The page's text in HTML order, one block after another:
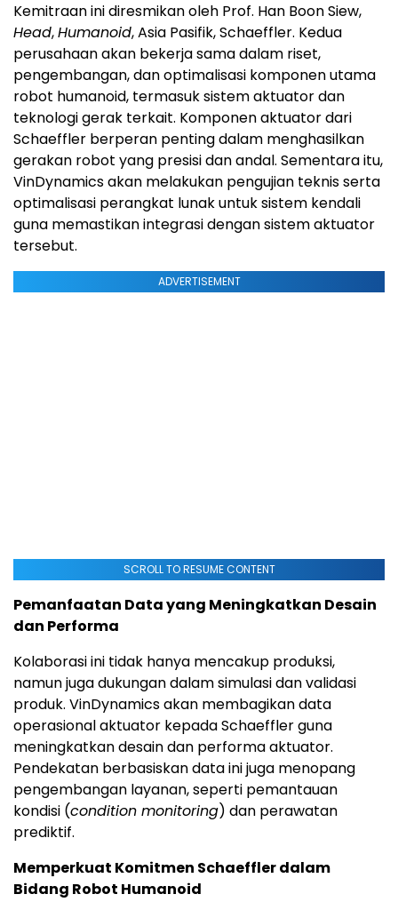
Kemitraan ini diresmikan oleh Prof. Han Boon Siew,
Head,Humanoid, Asia Pasifik, Schaeffler. Kedua
perusahaan akan bekerja sama dalam riset,
pengembangan, dan optimalisasi komponen utama
robot humanoid, termasuk sistem aktuator dan
teknologi gerak terkait. Komponen aktuator dari
Schaeffler berperan penting dalam menghasilkan
gerakan robot yang presisi dan andal. Sementara itu,
VinDynamics akan melakukan pengujian teknis serta
optimalisasi perangkat lunak untuk sistem kendali
guna memastikan integrasi dengan sistem aktuator
tersebut.
ADVERTISEMENT
SCROLL TO RESUME CONTENT
Pemanfaatan Data yang Meningkatkan Desain
dan Performa
Kolaborasi ini tidak hanya mencakup produksi,
namun juga dukungan dalam simulasi dan validasi
produk. VinDynamics akan membagikan data
operasional aktuator kepada Schaeffler guna
meningkatkan desain dan performa aktuator.
Pendekatan berbasiskan data ini juga menopang
pengembangan layanan, seperti pemantauan
kondisi (condition monitoring) dan perawatan
prediktif.
Memperkuat Komitmen Schaeffler dalam
Bidang Robot Humanoid